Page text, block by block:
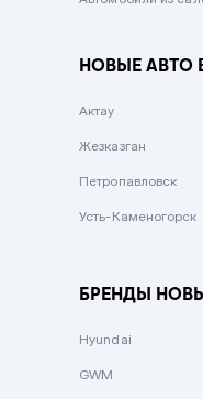
Вишневый
Зеленый
НОВЫЕ АВТО
Актау
Жезказган
Петропавловск
Усть-Каменогорск
БРЕНДЫ
Hyundai
GWM